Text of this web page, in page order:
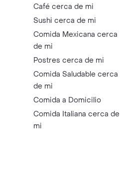
Café cerca de mi
Sushi cerca de mi
Comida Mexicana cerca
de mi
Postres cerca de mi
Comida Saludable cerca
de mi
Comida a Domicilio
Comida Italiana cerca de
mi